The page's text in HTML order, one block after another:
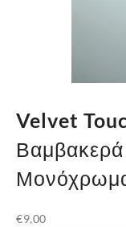
Velvet
€9,00